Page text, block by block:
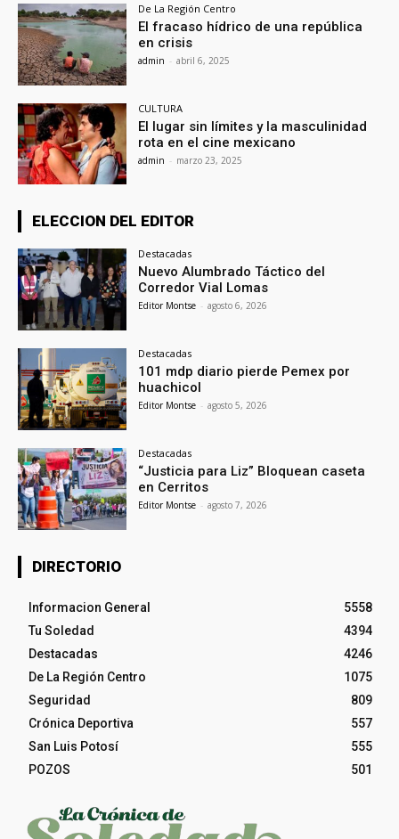
De La Región Centro
El fracaso hídrico de una república
en crisis
admin - abril 6, 2025
CULTURA
El lugar sin límites y la masculinidad
rota en el cine mexicano
admin - marzo 23, 2025
ELECCION DEL EDITOR
Destacadas
Nuevo Alumbrado Táctico del
Corredor Vial Lomas
Editor Montse - agosto 6, 2026
Destacadas
101 mdp diario pierde Pemex por
huachicol
Editor Montse - agosto 5, 2026
Destacadas
“Justicia para Liz” Bloquean caseta
en Cerritos
Editor Montse - agosto 7, 2026
DIRECTORIO
Informacion General
5558
Tu Soledad
4394
Destacadas
4246
De La Región Centro
1075
Seguridad
809
Crónica Deportiva
557
San Luis Potosí
555
POZOS
501